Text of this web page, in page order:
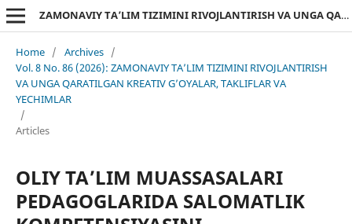
ZAMONAVIY TA’LIM TIZIMINI RIVOJLANTIRISH VA UNGA QARATILGAN KREATIV G’OYALAR, TAKLIFLAR VA YECHIMLAR
Home / Archives /
Vol. 8 No. 86 (2026): ZAMONAVIY TA’LIM TIZIMINI RIVOJLANTIRISH
VA UNGA QARATILGAN KREATIV G’OYALAR, TAKLIFLAR VA
YECHIMLAR
/
Articles
OLIY TA’LIM MUASSASALARI
PEDAGOGLARIDA SALOMATLIK